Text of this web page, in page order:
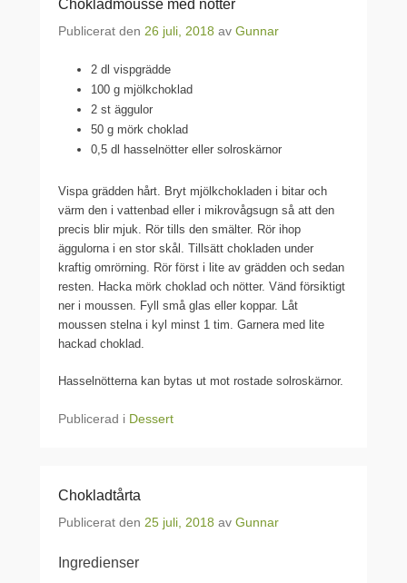
Chokladmousse med nötter
Publicerat den 26 juli, 2018 av Gunnar
2 dl vispgrädde
100 g mjölkchoklad
2 st äggulor
50 g mörk choklad
0,5 dl hasselnötter eller solroskärnor
Vispa grädden hårt. Bryt mjölkchokladen i bitar och
värm den i vattenbad eller i mikrovågsugn så att den
precis blir mjuk. Rör tills den smälter. Rör ihop
äggulorna i en stor skål. Tillsätt chokladen under
kraftig omrörning. Rör först i lite av grädden och sedan
resten. Hacka mörk choklad och nötter. Vänd försiktigt
ner i moussen. Fyll små glas eller koppar. Låt
moussen stelna i kyl minst 1 tim. Garnera med lite
hackad choklad.
Hasselnötterna kan bytas ut mot rostade solroskärnor.
Publicerad i Dessert
Chokladtårta
Publicerat den 25 juli, 2018 av Gunnar
Ingredienser